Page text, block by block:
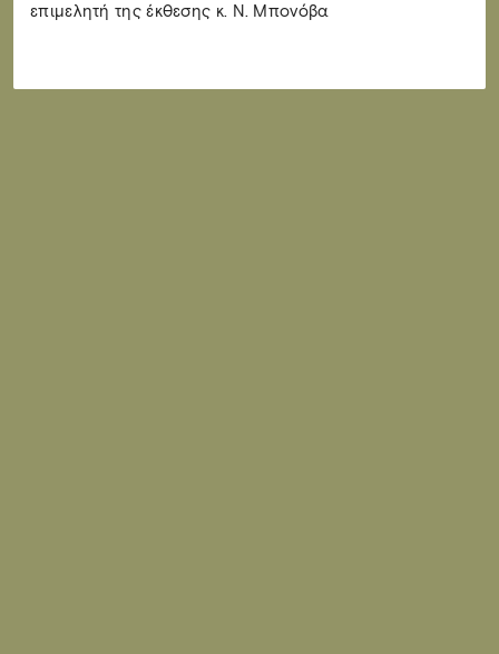
επιμελητή της έκθεσης κ. Ν. Μπονόβα